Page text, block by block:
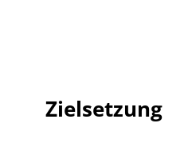
Zielsetzung